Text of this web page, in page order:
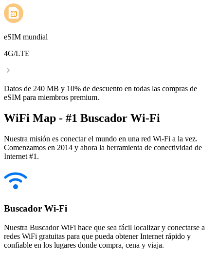
eSIM mundial
4G/LTE
Datos de 240 MB y 10% de descuento en todas las compras de
eSIM para miembros premium.
WiFi Map - #1 Buscador Wi-Fi
Nuestra misión es conectar el mundo en una red Wi-Fi a la vez.
Comenzamos en 2014 y ahora la herramienta de conectividad de
Internet #1.
Buscador Wi-Fi
Nuestra Buscador WiFi hace que sea fácil localizar y conectarse a
redes WiFi gratuitas para que pueda obtener Internet rápido y
confiable en los lugares donde compra, cena y viaja.